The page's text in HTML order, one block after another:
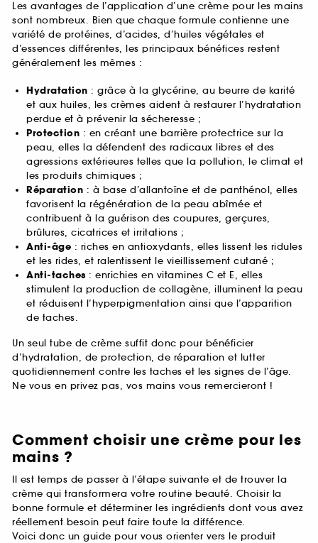
Les avantages de l’application d’une crème pour les mains
sont nombreux. Bien que chaque formule contienne une
variété de protéines, d’acides, d’huiles végétales et
d’essences différentes, les principaux bénéfices restent
généralement les mêmes :
Hydratation : grâce à la glycérine, au beurre de karité
et aux huiles, les crèmes aident à restaurer l’hydratation
perdue et à prévenir la sécheresse ;
Protection : en créant une barrière protectrice sur la
peau, elles la défendent des radicaux libres et des
agressions extérieures telles que la pollution, le climat et
les produits chimiques ;
Réparation : à base d’allantoïne et de panthénol, elles
favorisent la régénération de la peau abîmée et
contribuent à la guérison des coupures, gerçures,
brûlures, cicatrices et irritations ;
Anti-âge : riches en antioxydants, elles lissent les ridules
et les rides, et ralentissent le vieillissement cutané ;
Anti-taches: enrichies en vitamines C et E, elles
stimulent la production de collagène, illuminent la peau
et réduisent l’hyperpigmentation ainsi que l’apparition
de taches.
Un seul tube de crème suffit donc pour bénéficier
d’hydratation, de protection, de réparation et lutter
quotidiennement contre les taches et les signes de l’âge.
Ne vous en privez pas, vos mains vous remercieront !
Comment choisir une crème pour les
mains ?
Il est temps de passer à l’étape suivante et de trouver la
crème qui transformera votre routine beauté. Choisir la
bonne formule et déterminer les ingrédients dont vous avez
réellement besoin peut faire toute la différence.
Voici donc un guide pour vous orienter vers le produit